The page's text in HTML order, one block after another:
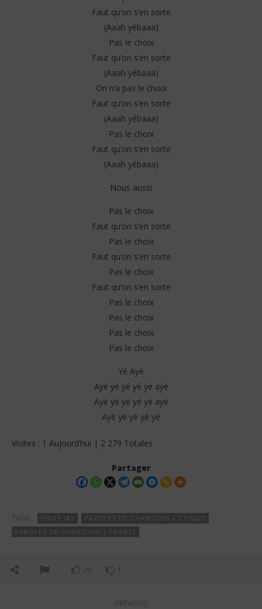
Faut qu’on s’en sorte
(Aaah yébaaa)
Pas le choix
Faut qu’on s’en sorte
(Aaah yébaaa)
On n’a pas le choix
Faut qu’on s’en sorte
(Aaah yébaaa)
Pas le choix
Faut qu’on s’en sorte
(Aaah yébaaa)
Nous aussi
Pas le choix
Faut qu’on s’en sorte
Pas le choix
Faut qu’on s’en sorte
Pas le choix
Faut qu’on s’en sorte
Pas le choix
Pas le choix
Pas le choix
Pas le choix
Yé Ayé
Ayé yé yé yé yé ayé
Ayé yé yé yé yé ayé
Ayé yé yé yé yé
Visites : 1 Aujourd’hui | 2 279 Totales
Partager
TAGS: JEADY JAY
PAROLES DE CHANSONS | CONGO
PAROLES DE CHANSONS | FRANCE
20 1
PREVIOUS